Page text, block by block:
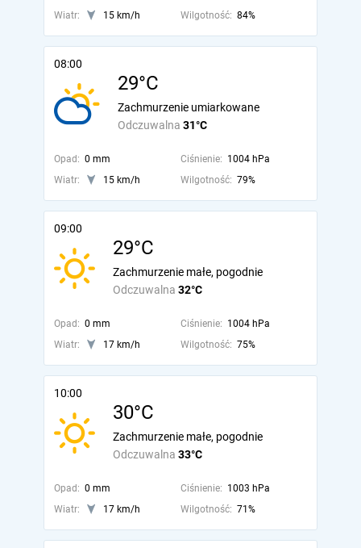
Wiatr: 15 km/h Wilgotność: 84%
08:00
29°C
Odczuwalna 31°C
Zachmurzenie umiarkowane
Opad: 0 mm Ciśnienie: 1004 hPa
Wiatr:
15 km/h Wilgotność: 79%
09:00
29°C
Odczuwalna 32°C
Zachmurzenie małe, pogodnie
Opad: 0 mm Ciśnienie: 1004 hPa
Wiatr:
17 km/h Wilgotność: 75%
10:00
30°C
Odczuwalna 33°C
Zachmurzenie małe, pogodnie
Opad: 0 mm Ciśnienie: 1003 hPa
Wiatr:
17 km/h Wilgotność: 71%